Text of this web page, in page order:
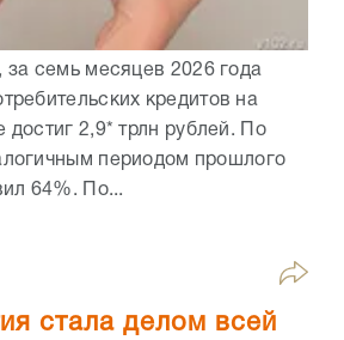
за семь месяцев 2026 года
кредитов на
достиг 2,9* трлн рублей. По
периодом прошлого
64%. По...
стала делом всей